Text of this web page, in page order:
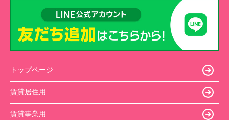
トップページ
賃貸居住用
賃貸事業用